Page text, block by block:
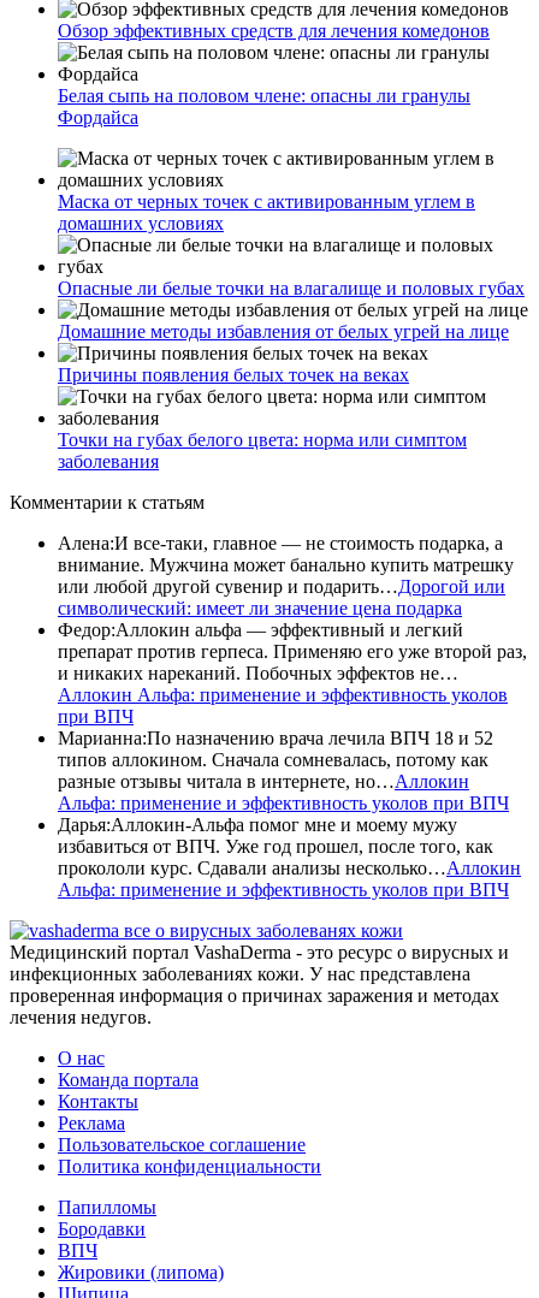
Обзор эффективных средств для лечения комедонов
Белая сыпь на половом члене: опасны ли гранулы
Фордайса
Маска от черных точек с активированным углем в
домашних условиях
Опасные ли белые точки на влагалище и половых губах
Домашние методы избавления от белых угрей на лице
Причины появления белых точек на веках
Точки на губах белого цвета: норма или симптом
заболевания
Комментарии к статьям
Алена:И все-таки, главное — не стоимость подарка, а
внимание. Мужчина может банально купить матрешку
или любой другой сувенир и подарить…Дорогой или
символический: имеет ли значение цена подарка
Федор:Аллокин альфа — эффективный и легкий
препарат против герпеса. Применяю его уже второй раз,
и никаких нареканий. Побочных эффектов не…
Аллокин Альфа: применение и эффективность уколов
при ВПЧ
Марианна:По назначению врача лечила ВПЧ 18 и 52
типов аллокином. Сначала сомневалась, потому как
разные отзывы читала в интернете, но…Аллокин
Альфа: применение и эффективность уколов при ВПЧ
Дарья:Аллокин-Альфа помог мне и моему мужу
избавиться от ВПЧ. Уже год прошел, после того, как
прокололи курс. Сдавали анализы несколько…Аллокин
Альфа: применение и эффективность уколов при ВПЧ
все о вирусных заболеванях кожи
Медицинский портал VashaDerma - это ресурс о вирусных и
инфекционных заболеваниях кожи. У нас представлена
проверенная информация о причинах заражения и методах
лечения недугов.
О нас
Команда портала
Контакты
Реклама
Пользовательское соглашение
Политика конфиденциальности
Папилломы
Бородавки
ВПЧ
Жировики (липома)